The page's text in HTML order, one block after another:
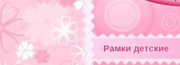
Рамки детские